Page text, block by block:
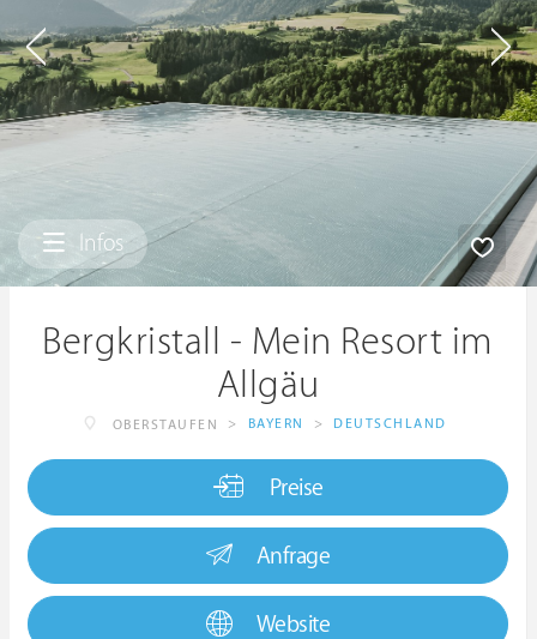
Infos
Bergkristall - Mein Resort im
Allgäu
OBERSTAUFEN > BAYERN > DEUTSCHLAND
Preise
Anfrage
Website